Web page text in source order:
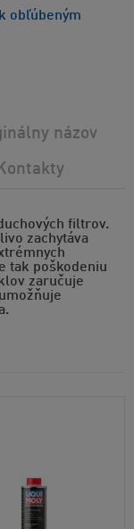
obľúbeným
filtrov.
zachytáva
tak poškodeniu
zaručuje
názov
Kontakty